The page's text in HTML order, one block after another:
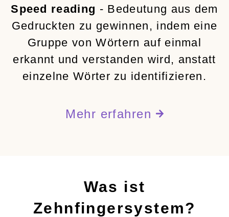
Speed reading - Bedeutung aus dem
Gedruckten zu gewinnen, indem eine
Gruppe von Wörtern auf einmal
erkannt und verstanden wird, anstatt
einzelne Wörter zu identifizieren.
Mehr erfahren
Was ist
Zehnfingersystem?